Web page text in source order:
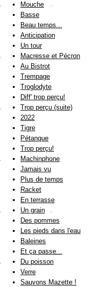
Mouche
Basse
Beau temps...
Anticipation
Un tour
Macresse et Pécron
Au Bistrot
Trempage
Troglodyte
Diff' trop perçu!
Trop perçu (suite)
2022
Tigre
Pétanque
Trop perçu!
Machinphone
Jamais vu
Plus de temps
Racket
En terrasse
Un grain
Des pommes
Les pieds dans l'eau
Baleines
Et ça passe...
Du poisson
Verre
Sauvons Mazette !